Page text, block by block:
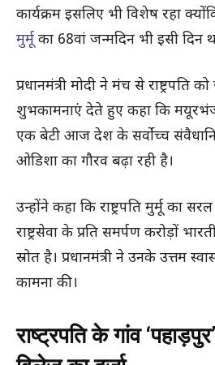
कार्यक्रम इसलिए भी विशेष रहा
मुर्मूका 68वां जन्मदिन भी इसी दिन
प्रधानमंत्री मोदी ने मंच से राष्ट्रपति
शुभकामनाएं देते हुए कहा कि
एक बेटी आज देश के सर्वोच्च
ओडिशा का गौरव बढ़ा रही है।
उन्होंने कहा कि राष्ट्रपति मुर्मू का
राष्ट्रसेवा के प्रति समर्पण करोड़ों
स्रोत है। प्रधानमंत्री ने उनके उत्तम
कामना की।
राष्ट्रपति के गांव